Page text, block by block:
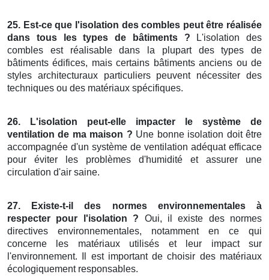
25. Est-ce que l'isolation des combles peut être réalisée
dans tous les types de bâtiments ? L'isolation des
combles est réalisable dans la plupart des types de
bâtiments édifices, mais certains bâtiments anciens ou de
styles architecturaux particuliers peuvent nécessiter des
techniques ou des matériaux spécifiques.
26. L'isolation peut-elle impacter le système de
ventilation de ma maison ? Une bonne isolation doit être
accompagnée d'un système de ventilation adéquat efficace
pour éviter les problèmes d'humidité et assurer une
circulation d'air saine.
27. Existe-t-il des normes environnementales à
respecter pour l'isolation ? Oui, il existe des normes
directives environnementales, notamment en ce qui
concerne les matériaux utilisés et leur impact sur
l'environnement. Il est important de choisir des matériaux
écologiquement responsables.